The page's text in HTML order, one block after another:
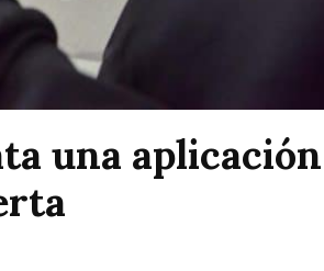
una aplicación